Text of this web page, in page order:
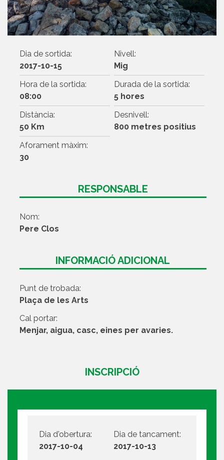
Dia de sortida:
2017-10-15
Nivell:
Mig
Hora de la sortida:
08:00
Durada de la sortida:
5 hores
Distància:
50 Km
Desnivell:
800 metres positius
Aforament màxim:
30
RESPONSABLE
Nom:
Pere Clos
INFORMACIÓ ADICIONAL
Punt de trobada:
Plaça de les Arts
Cal portar:
Menjar, aigua, casc, eines per avaries.
INSCRIPCIÓ
Dia d'obertura:
2017-10-04
Dia de tancament:
2017-10-13